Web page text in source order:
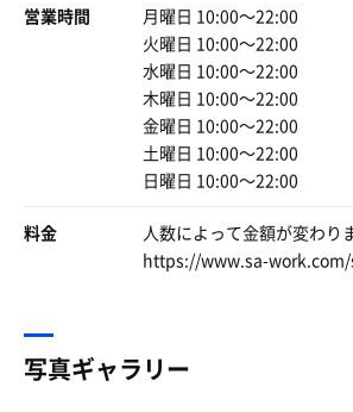
営業時間
月曜日 10:00〜22:00
火曜日 10:00〜22:00
水曜日 10:00〜22:00
木曜日 10:00〜22:00
金曜日 10:00〜22:00
土曜日 10:00〜22:00
日曜日 10:00〜22:00
料金
人数によって金額が変わり
https://www.sa-
写真ギャラリー